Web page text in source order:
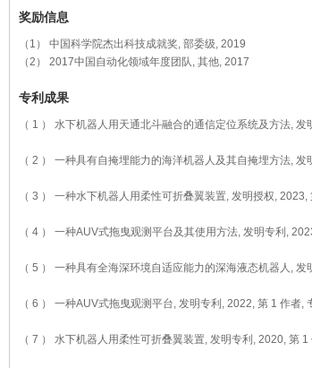
奖励信息
（1） 中国科学院杰出科技成就奖, 部委级, 2019
（2） 2017中国自动化领域年度团队, 其他, 2017
专利成果
（ 1 ） 水下机器人用天通北斗融合的通信定位系统及方法,
（ 2 ） 一种具有自掩埋能力的海洋机器人及其自掩埋方法,
（ 3 ） 一种水下机器人用柔性可折叠翼装置, 发明授权,
（ 4 ） 一种AUV式拖曳观测平台及其使用方法, 发明专利,
（ 5 ） 一种具有全海深环境自适应能力的深海液态机器人,
（ 6 ） 一种AUV式拖曳观测平台, 发明专利, 2022, 第 1 作者,
（ 7 ） 水下机器人用柔性可折叠翼装置, 发明专利, 2020, 第